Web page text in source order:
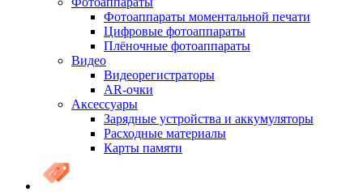
Фотоаппараты моментальной печати
Цифровые фотоаппараты
Плёночные фотоаппараты
Видео
Видеорегистраторы
AR-очки
Аксессуары
Зарядные устройства и аккумуляторы
Расходные материалы
Карты памяти